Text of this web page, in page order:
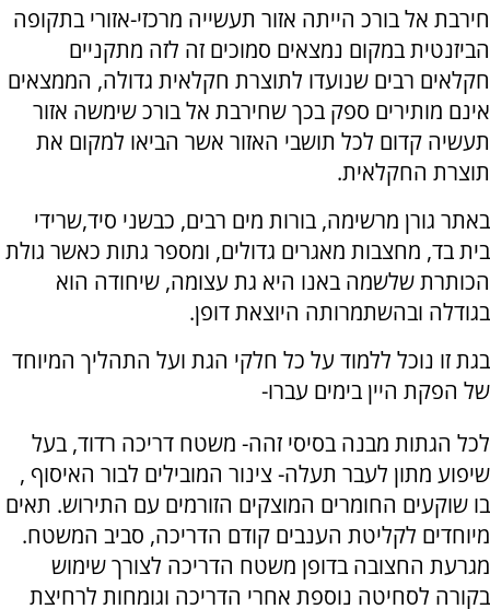
חירבת אל בורכ הייתה אזור תעשייה מרכזי-אזורי בתקופה
הביזנטית במקום נמצאים סמוכים זה לזה מתקניים
חקלאים רבים שנועדו לתוצרת חקלאית גדולה, הממצאים
אינם מותירים ספק בכך שחירבת אל בורכ שימשה אזור
תעשיה קדום לכל תושבי האזור אשר הביאו למקום את
תוצרת החקלאית.
באתר גורן מרשימה, בורות מים רבים, כבשני סיד,שרידי
בית בד, מחצבות מאגרים גדולים, ומספר גתות כאשר גולת
הכותרת שלשמה באנו היא גת עצומה, שיחודה הוא
בגודלה ובהשתמרותה היוצאת דופן.
בגת זו נוכל ללמוד על כל חלקי הגת ועל התהליך המיוחד
של הפקת היין בימים עברו-
לכל הגתות מבנה בסיסי זהה- משטח דריכה רדוד, בעל
שיפוע מתון לעבר תעלה- צינור המובילים לבור האיסוף ,
בו שוקעים החומרים המוצקים הזורמים עם התירוש. תאים
מיוחדים לקליטת הענבים קודם הדריכה, סביב המשטח.
מגרעת החצובה בדופן משטח הדריכה לצורך שימוש
בקורה לסחיטה נוספת אחרי הדריכה וגומחות לרחיצת